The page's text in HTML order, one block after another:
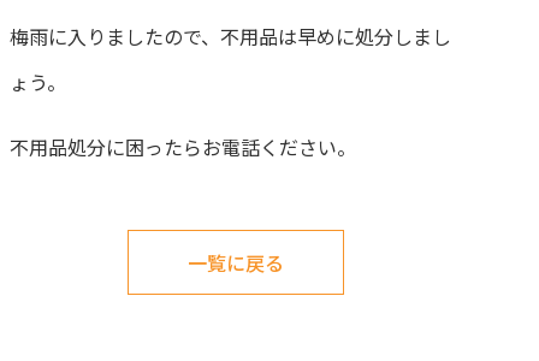
梅雨に入りましたので、不用品は早めに処分しまし
ょう。
不用品処分に困ったらお電話ください。
一覧に戻る